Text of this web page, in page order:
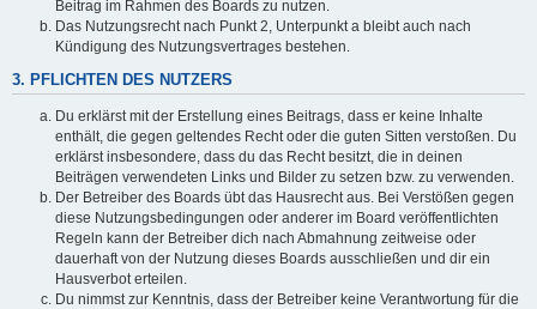
Beitrag im Rahmen des Boards zu nutzen.
Das Nutzungsrecht nach Punkt 2, Unterpunkt a bleibt auch nach
Kündigung des Nutzungsvertrages bestehen.
3. PFLICHTEN DES NUTZERS
Du erklärst mit der Erstellung eines Beitrags, dass er keine Inhalte
enthält, die gegen geltendes Recht oder die guten Sitten verstoßen. Du
erklärst insbesondere, dass du das Recht besitzt, die in deinen
Beiträgen verwendeten Links und Bilder zu setzen bzw. zu verwenden.
Der Betreiber des Boards übt das Hausrecht aus. Bei Verstößen gegen
diese Nutzungsbedingungen oder anderer im Board veröffentlichten
Regeln kann der Betreiber dich nach Abmahnung zeitweise oder
dauerhaft von der Nutzung dieses Boards ausschließen und dir ein
Hausverbot erteilen.
Du nimmst zur Kenntnis, dass der Betreiber keine Verantwortung für die